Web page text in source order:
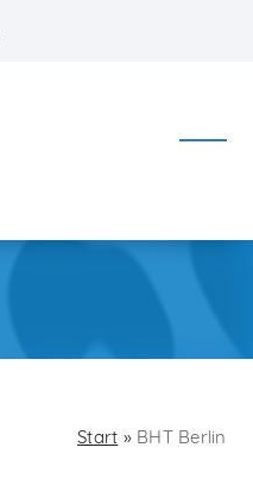
menu
menu
Start » BHT Berlin